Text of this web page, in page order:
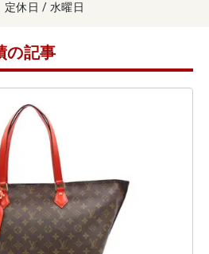
休日 / 水曜日
の記事